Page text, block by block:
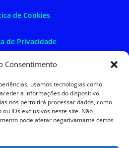
Consentimento
usamos tecnologias como
a informações do dispositivo.
nos permitirá processar dados, como
IDs exclusivos neste site. Não
pode afetar negativamante certos
de Cookies
de Privacidade
de Devoluções
e Condições
de Litígios